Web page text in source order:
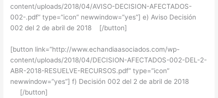
content/uploads/2018/04/AVISO-DECISION-AFECTADOS-
002-.pdf” type=”icon” newwindow=”yes”] e) Aviso Decisión
002 del 2 de abril de 2018 [/button]
[button link=”http://www.echandiaasociados.com/wp-
content/uploads/2018/04/DECISION-AFECTADOS-002-DEL-2-
ABR-2018-RESUELVE-RECURSOS.pdf” type=”icon”
newwindow=”yes”] f) Decisión 002 del 2 de abril de 2018
[/button]